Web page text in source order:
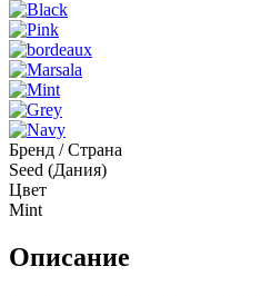
Бренд / Страна
Seed (Дания)
Цвет
Mint
Описание